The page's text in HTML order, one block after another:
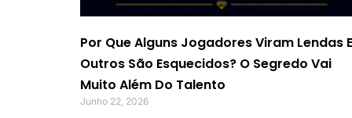
Por Que Alguns Jogadores Viram Lendas E
Outros São Esquecidos? O Segredo Vai
Muito Além Do Talento
Junho 22, 2026